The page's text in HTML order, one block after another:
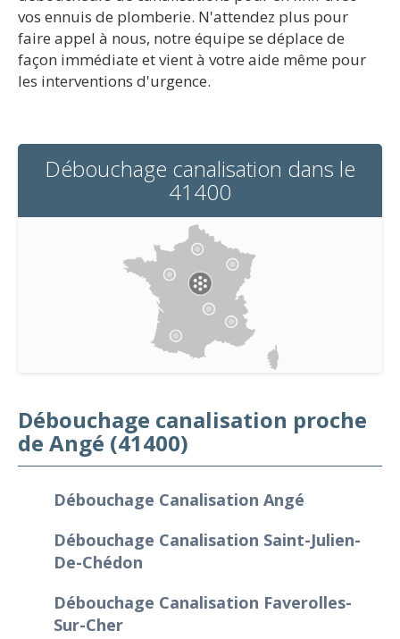
vos ennuis de plomberie. N'attendez plus pour
faire appel à nous, notre équipe se déplace de
façon immédiate et vient à votre aide même pour
les interventions d'urgence.
Débouchage canalisation dans le
41400
Débouchage canalisation proche
de Angé (41400)
Débouchage Canalisation Angé
Débouchage Canalisation Saint-Julien-
De-Chédon
Débouchage Canalisation Faverolles-
Sur-Cher